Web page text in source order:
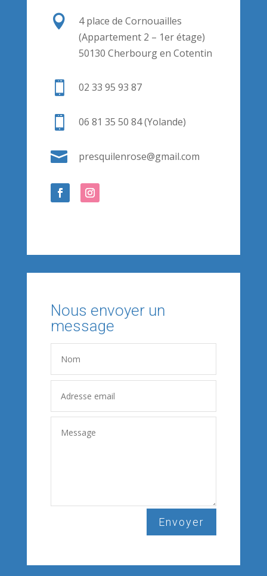

4 place de Cornouailles
(Appartement 2 – 1er étage)
50130 Cherbourg en Cotentin
 02 33 95 93 87
 06 81 35 50 84 (Yolande)
 presquilenrose@gmail.com
Nous envoyer un
message
Envoyer